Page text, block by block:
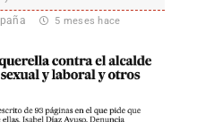
5 meses hace